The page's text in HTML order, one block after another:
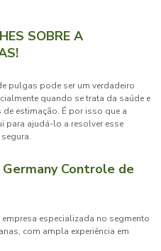
SOBRE A
pulgas pode ser um verdadeiro
quando se trata da saúde e
estimação. É por isso que a
para ajudá-lo a resolver esse
Controle de
especializada no segmento
com ampla experiência em